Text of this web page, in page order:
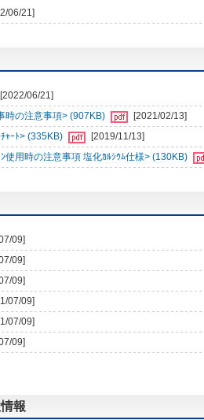
06/21]
[2022/06/21]
時の注意事項> (907KB)
[2021/02/13]
ｬｰﾄ> (335KB)
[2019/11/13]
使用時の注意事項 塩化ｶﾙｼｳﾑ仕様> (130KB)
09]
09]
09]
07/09]
07/09]
09]
報